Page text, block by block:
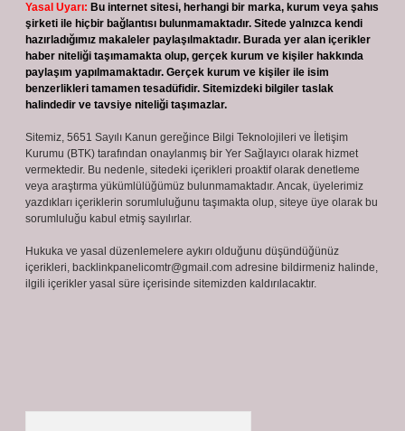
Yasal Uyarı: Bu internet sitesi, herhangi bir marka, kurum veya şahıs
şirketi ile hiçbir bağlantısı bulunmamaktadır. Sitede yalnızca kendi
hazırladığımız makaleler paylaşılmaktadır. Burada yer alan içerikler
haber niteliği taşımamakta olup, gerçek kurum ve kişiler hakkında
paylaşım yapılmamaktadır. Gerçek kurum ve kişiler ile isim
benzerlikleri tamamen tesadüfidir. Sitemizdeki bilgiler taslak
halindedir ve tavsiye niteliği taşımazlar.
Sitemiz, 5651 Sayılı Kanun gereğince Bilgi Teknolojileri ve İletişim
Kurumu (BTK) tarafından onaylanmış bir Yer Sağlayıcı olarak hizmet
vermektedir. Bu nedenle, sitedeki içerikleri proaktif olarak denetleme
veya araştırma yükümlülüğümüz bulunmamaktadır. Ancak, üyelerimiz
yazdıkları içeriklerin sorumluluğunu taşımakta olup, siteye üye olarak bu
sorumluluğu kabul etmiş sayılırlar.
Hukuka ve yasal düzenlemelere aykırı olduğunu düşündüğünüz
içerikleri, backlinkpanelicomtr@gmail.com adresine bildirmeniz halinde,
ilgili içerikler yasal süre içerisinde sitemizden kaldırılacaktır.